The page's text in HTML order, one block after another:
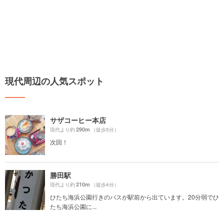
現代周辺の人気スポット
サザコーヒー本店
現代より約290m （徒歩5分）
次回！
勝田駅
現代より約210m （徒歩4分）
ひたち海浜公園行きのバスが駅前から出ています。20分弱でひ
たち海浜公園に...